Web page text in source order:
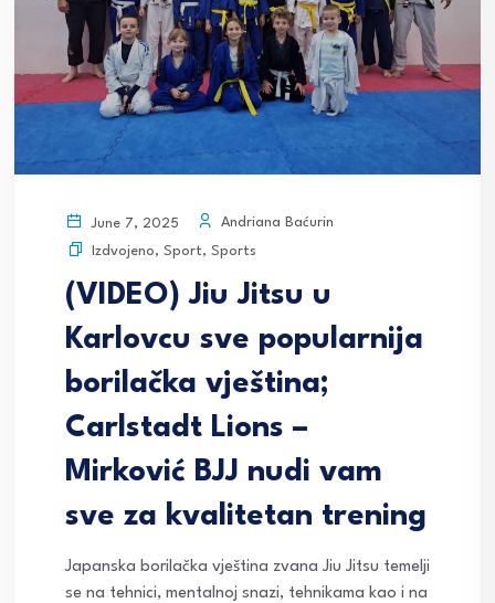
June 7, 2025
Andriana Baćurin
Izdvojeno, Sport, Sports
(VIDEO) Jiu Jitsu u
Karlovcu sve popularnija
borilačka vještina;
Carlstadt Lions –
Mirković BJJ nudi vam
sve za kvalitetan trening
Japanska borilačka vještina zvana Jiu Jitsu temelji
se na tehnici, mentalnoj snazi, tehnikama kao i na